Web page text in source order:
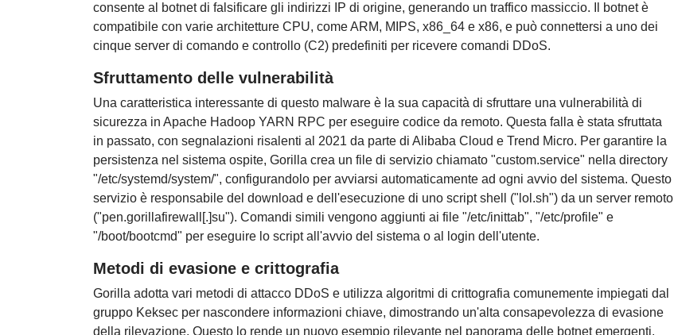
consente al botnet di falsificare gli indirizzi IP di origine, generando un traffico massiccio. Il botnet è
compatibile con varie architetture CPU, come ARM, MIPS, x86_64 e x86, e può connettersi a uno dei
cinque server di comando e controllo (C2) predefiniti per ricevere comandi DDoS.
Sfruttamento delle vulnerabilità
Una caratteristica interessante di questo malware è la sua capacità di sfruttare una vulnerabilità di
sicurezza in Apache Hadoop YARN RPC per eseguire codice da remoto. Questa falla è stata sfruttata
in passato, con segnalazioni risalenti al 2021 da parte di Alibaba Cloud e Trend Micro. Per garantire la
persistenza nel sistema ospite, Gorilla crea un file di servizio chiamato "custom.service" nella directory
"/etc/systemd/system/", configurandolo per avviarsi automaticamente ad ogni avvio del sistema. Questo
servizio è responsabile del download e dell'esecuzione di uno script shell ("lol.sh") da un server remoto
("pen.gorillafirewall[.]su"). Comandi simili vengono aggiunti ai file "/etc/inittab", "/etc/profile" e
"/boot/bootcmd" per eseguire lo script all'avvio del sistema o al login dell'utente.
Metodi di evasione e crittografia
Gorilla adotta vari metodi di attacco DDoS e utilizza algoritmi di crittografia comunemente impiegati dal
gruppo Keksec per nascondere informazioni chiave, dimostrando un'alta consapevolezza di evasione
della rilevazione. Questo lo rende un nuovo esempio rilevante nel panorama delle botnet emergenti.